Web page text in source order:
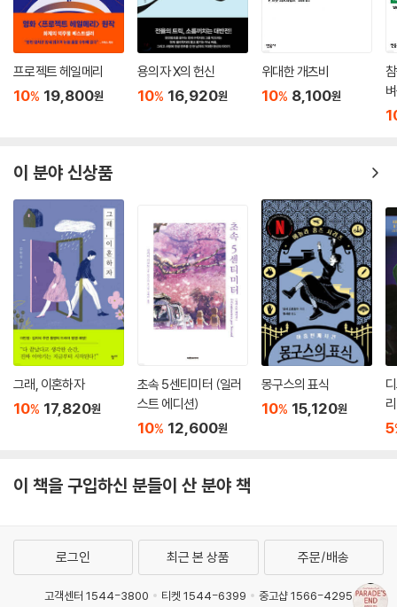
프로젝트 헤일메리
10% 19,800원
용의자 X의 헌신
10% 16,920원
위대한 개츠비
10% 8,100원
이 분야 신상품
그래, 이혼하자
10% 17,820원
초속 5센티미터 (일러
스트 에디션)
10% 12,600원
몽구스의 표식
10% 15,120원
5
이 책을 구입하신 분들이 산 분야 책
로그인 최근 본 상품 주문/배송
고객센터 1544-3800 티켓 1544-6399 중고샵 1566-4295